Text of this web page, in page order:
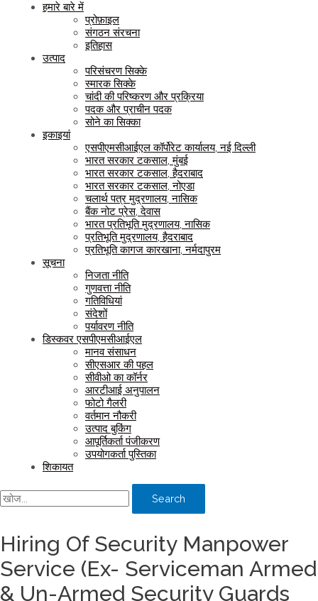
हमारे बारे में
प्रोफ़ाइल
संगठन संरचना
इतिहास
उत्पाद
परिसंचरण सिक्के
स्मारक सिक्के
चांदी की परिष्करण और प्रक्रिया
पदक और प्राचीन पदक
सोने का सिक्का
इकाइयां
एसपीएमसीआईएल कॉर्पोरेट कार्यालय, नई दिल्ली
भारत सरकार टकसाल, मुंबई
भारत सरकार टकसाल, हैदराबाद
भारत सरकार टकसाल, नोएडा
चलार्थ पत्र मुद्रणालय, नासिक
बैंक नोट प्रेस, देवास
भारत प्रतिभूति मुद्रणालय, नासिक
प्रतिभूति मुद्रणालय, हैदराबाद
प्रतिभूति कागज कारखाना, नर्मदापुरम
सूचना
निजता नीति
गुणवत्ता नीति
गतिविधियां
संदेशों
पर्यावरण नीति
डिस्कवर एसपीएमसीआईएल
मानव संसाधन
सीएसआर की पहल
सीवीओ का कॉर्नर
आरटीआई अनुपालन
फोटो गैलरी
वर्तमान नौकरी
उत्पाद बुकिंग
आपूर्तिकर्ता पंजीकरण
उपयोगकर्ता पुस्तिका
शिकायत
Search
Hiring Of Security Manpower
Service (Ex- Serviceman Armed
& Un-Armed Security Guards